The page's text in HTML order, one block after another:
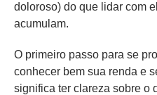
doloroso) do que lidar com
acumulam.
O primeiro passo para se
conhecer bem sua renda e
significa ter clareza sobre o